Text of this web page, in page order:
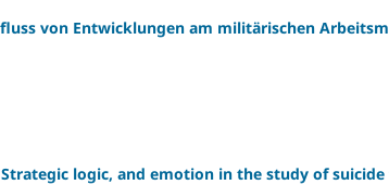
von Entwicklungen am militärischen
logic, and emotion in the study of